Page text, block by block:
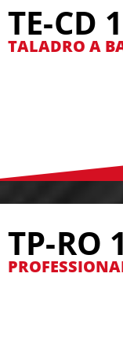
TE-CD
TALADRO A
TP-RO